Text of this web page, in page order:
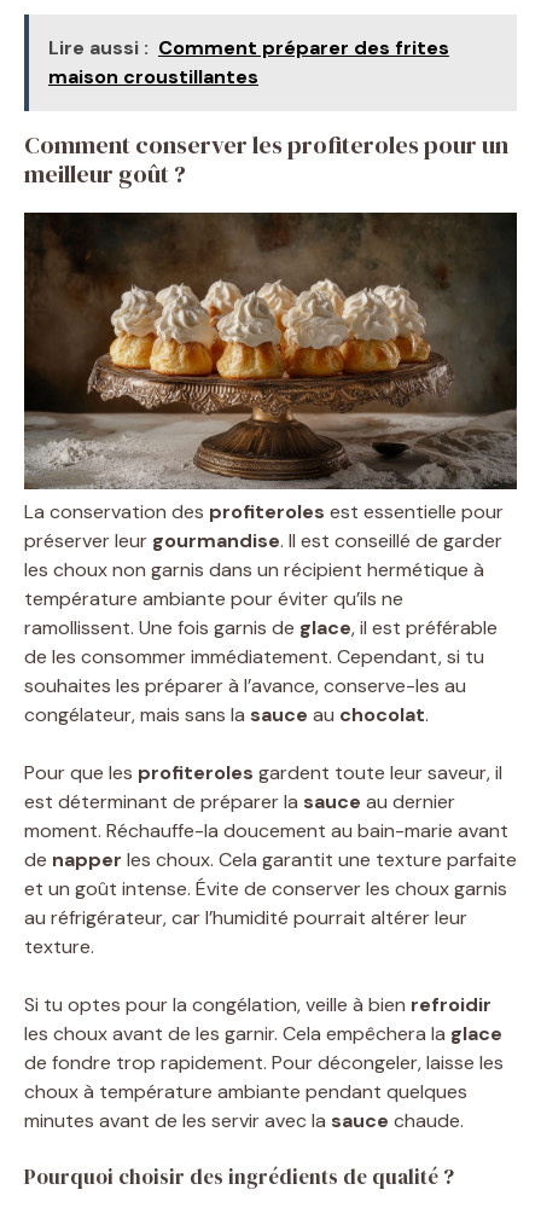
Lire aussi : Comment préparer des frites
maison croustillantes
Comment conserver les profiteroles pour un
meilleur goût ?
La conservation des profiteroles est essentielle pour
préserver leur gourmandise. Il est conseillé de garder
les choux non garnis dans un récipient hermétique à
température ambiante pour éviter qu’ils ne
ramollissent. Une fois garnis de glace, il est préférable
de les consommer immédiatement. Cependant, si tu
souhaites les préparer à l’avance, conserve-les au
congélateur, mais sans la sauce au chocolat.
Pour que les profiteroles gardent toute leur saveur, il
est déterminant de préparer la sauce au dernier
moment. Réchauffe-la doucement au bain-marie avant
de napper les choux. Cela garantit une texture parfaite
et un goût intense. Évite de conserver les choux garnis
au réfrigérateur, car l’humidité pourrait altérer leur
texture.
Si tu optes pour la congélation, veille à bien refroidir
les choux avant de les garnir. Cela empêchera la glace
de fondre trop rapidement. Pour décongeler, laisse les
choux à température ambiante pendant quelques
minutes avant de les servir avec la sauce chaude.
Pourquoi choisir des ingrédients de qualité ?